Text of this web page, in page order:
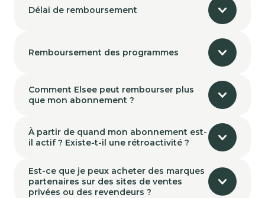
Délai de remboursement
Remboursement des programmes
Comment Elsee peut rembourser plus
que mon abonnement ?
À partir de quand mon abonnement est-
il actif ? Existe-t-il une rétroactivité ?
Est-ce que je peux acheter des marques
partenaires sur des sites de ventes
privées ou des revendeurs ?